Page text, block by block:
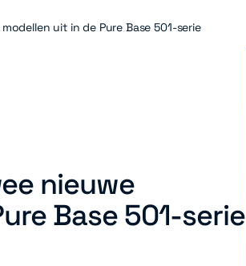
uit in de Pure Base 501-serie
nieuwe
Base 501-serie